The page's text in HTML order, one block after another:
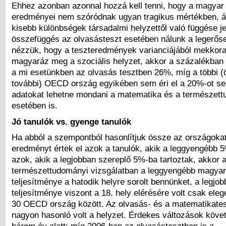
Ehhez azonban azonnal hozzá kell tenni, hogy a
eredményei nem szóródnak ugyan tragikus mértékben,
kisebb különbségek társadalmi helyzettől való függése
összefüggés az olvasásteszt esetében nálunk a
nézzük, hogy a teszteredmények varianciájából
magyaráz meg a szociális helyzet, akkor a
a mi esetünkben az olvasás tesztben 26%, míg a többi
további) OECD ország egyikében sem éri el a 20%-ot
adatokat lehetne mondani a matematika és a
esetében is.
Jó tanulók vs. gyenge tanulók
Ha abból a szempontból hasonlítjuk össze az
eredményt értek el azok a tanulók, akik a leggyengébb
azok, akik a legjobban szereplő 5%-ba tartoztak, akkor
természettudományi vizsgálatban a leggyengébb
teljesítménye a hatodik helyre sorolt bennünket, a
teljesítménye viszont a 18. hely elérésére volt csak
30 OECD ország között. Az olvasás- és a
nagyon hasonló volt a helyzet. Érdekes változások